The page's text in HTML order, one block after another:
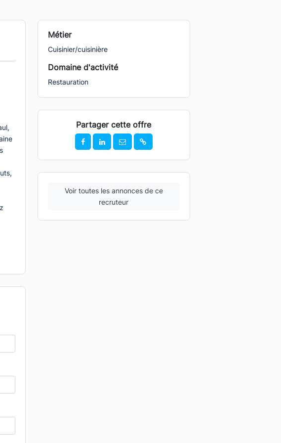
Métier
Cuisinier/cuisinière
Domaine d'activité
Restauration
Partager cette offre
Voir toutes les annonces de ce
recruteur